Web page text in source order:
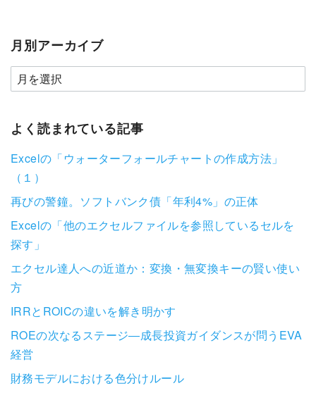
月別アーカイブ
よく読まれている記事
Excelの「ウォーターフォールチャートの作成方法」
（１）
再びの警鐘。ソフトバンク債「年利4%」の正体
Excelの「他のエクセルファイルを参照しているセルを
探す」
エクセル達人への近道か：変換・無変換キーの賢い使い
方
IRRとROICの違いを解き明かす
ROEの次なるステージ―成長投資ガイダンスが問うEVA
経営
財務モデルにおける色分けルール